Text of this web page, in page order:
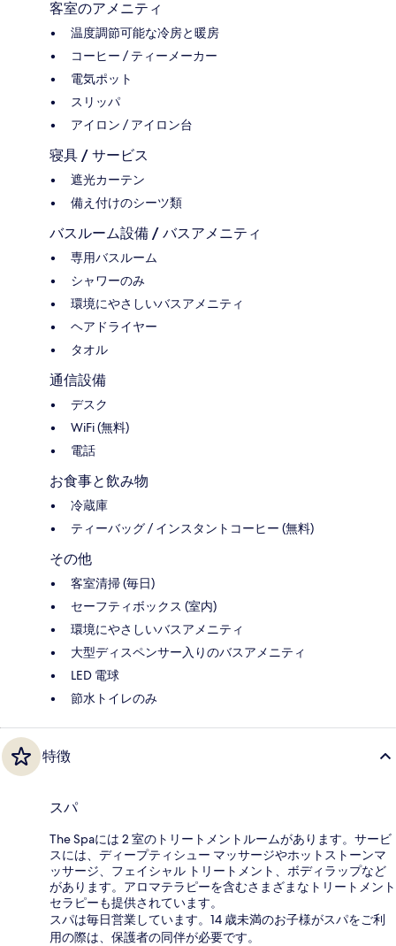
客室のアメニティ
温度調節可能な冷房と暖房
コーヒー / ティーメーカー
電気ポット
スリッパ
アイロン / アイロン台
寝具 / サービス
遮光カーテン
備え付けのシーツ類
バスルーム設備 / バスアメニティ
専用バスルーム
シャワーのみ
環境にやさしいバスアメニティ
ヘアドライヤー
タオル
通信設備
デスク
WiFi (無料)
電話
お食事と飲み物
冷蔵庫
ティーバッグ / インスタントコーヒー (無料)
その他
客室清掃 (毎日)
セーフティボックス (室内)
環境にやさしいバスアメニティ
大型ディスペンサー入りのバスアメニティ
LED 電球
節水トイレのみ
特徴
スパ
The Spaには 2 室のトリートメントルームがあります。サービ
スには、ディープティシュー マッサージやホットストーンマ
ッサージ、フェイシャル トリートメント、ボディラップなど
があります。アロマテラピーを含むさまざまなトリートメント
セラピーも提供されています。
スパは毎日営業しています。14 歳未満のお子様がスパをご利
用の際は、保護者の同伴が必要です。